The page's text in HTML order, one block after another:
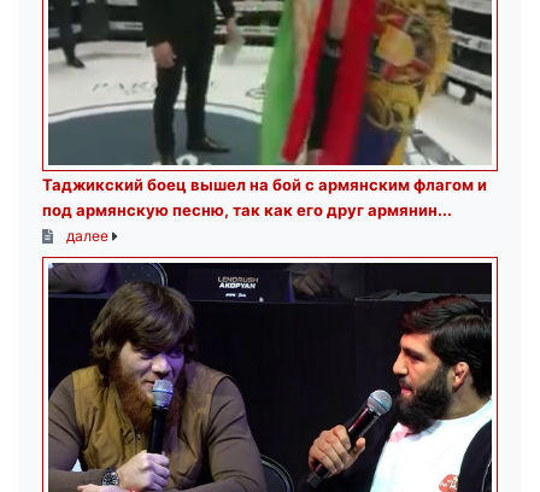
Таджикский боец вышел на бой с армянским флагом и
под армянскую песню, так как его друг армянин...
далее